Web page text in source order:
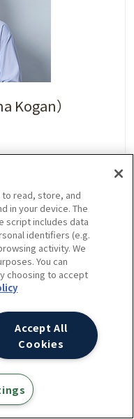
Kogan）
ティクスや広告の
を中心にECサイ
。小規模サイトか
、数多くのプロ
語、日本語、ド
2026セッション
レンス参加レポート
read, store, and
in your device. The
script includes data
identifiers (e.g.
activity. We
You can
choosing to accept
Accept All
Cookies